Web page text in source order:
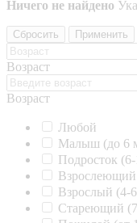
Ничего не найдено
Сбросить Применить
Возраст
Возраст
Любой
Малыш (до 6
Подросток
Взрослеющий
Взрослый (4-
Стареющий